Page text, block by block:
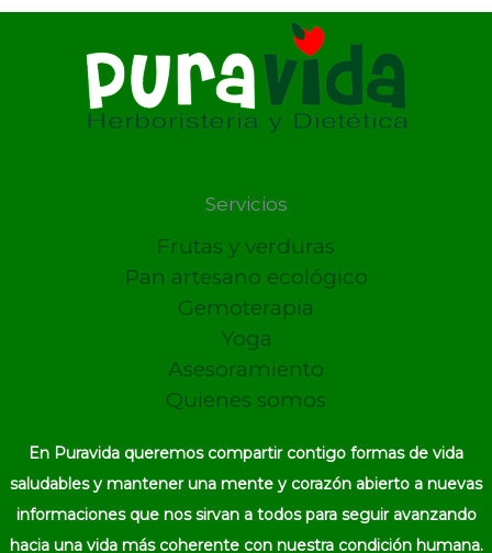
Servicios
Frutas y verduras
Pan artesano ecológico
Gemoterapia
Yoga
Asesoramiento
Quienes somos
En Puravida queremos compartir contigo formas de vida
saludables y mantener una mente y corazón abierto a nuevas
informaciones que nos sirvan a todos para seguir avanzando
hacia una vida más coherente con nuestra condición humana.